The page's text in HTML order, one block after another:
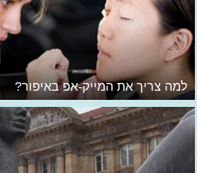
למה צריך את המייק-אפ באיפור?